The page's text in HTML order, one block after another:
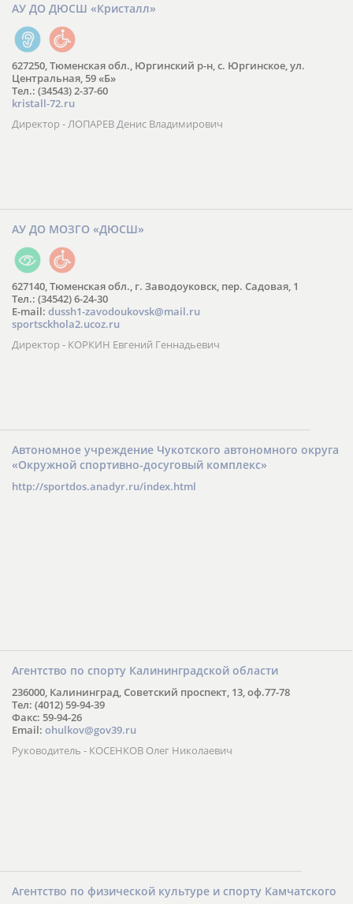
АУ ДО ДЮСШ «Кристалл»
627250, Тюменская обл., Юргинский р-н, с. Юргинское, ул.
Центральная, 59 «Б»
Тел.: (34543) 2-37-60
kristall-72.ru
Директор - ЛОПАРЕВ Денис Владимирович
АУ ДО МОЗГО «ДЮСШ»
627140, Тюменская обл., г. Заводоуковск, пер. Садовая, 1
Тел.: (34542) 6-24-30
​E-mail: dussh1-zavodoukovsk@mail.ru
sportsckhola2.ucoz.ru
Директор - КОРКИН Евгений Геннадьевич
Автономное учреждение Чукотского автономного округа
«Окружной спортивно-досуговый комплекс»
http://sportdos.anadyr.ru/index.html
Агентство по спорту Калининградской области
236000, Калининград, Советский проспект, 13, оф.77-78
Тел: (4012) 59-94-39
Факс: 59-94-26
Email: ohulkov@gov39.ru
Руководитель - КОСЕНКОВ Олег Николаевич
Агентство по физической культуре и спорту Камчатского